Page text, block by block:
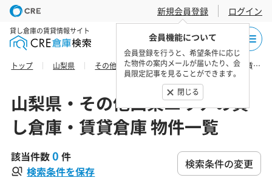
新規会員登録
会員機能について
会員登録を行うと、希望条件に応じ
た物件の案内メールが届いたり、会
員限定記事を見ることができます。
閉じる
ログイン
貸し倉庫の賃貸情報サイト
トップ 山梨県 その他山梨エリア 西八代郡の貸し倉庫・賃貸倉庫 物件一覧
山梨県・その他山梨エリアの貸
し倉庫・賃貸倉庫 物件一覧
該当件数0 件
検索条件を保存
検索条件の変更